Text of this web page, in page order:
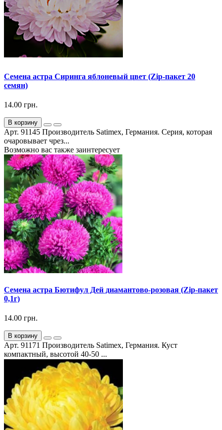
Семена астра Сиринга яблоневый цвет (Zip-пакет 20
семян)
14.00 грн.
В корзину
Арт. 91145 Производитель Satimex, Германия. Серия, которая
очаровывает чрез...
Возможно вас также заинтересует
Семена астра Бютифул Дей диамантово-розовая (Zip-пакет
0,1г)
14.00 грн.
В корзину
Арт. 91171 Производитель Satimex, Германия. Куст
компактный, высотой 40-50 ...